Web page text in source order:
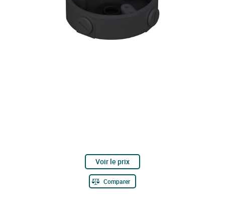
Voir le prix
Comparer